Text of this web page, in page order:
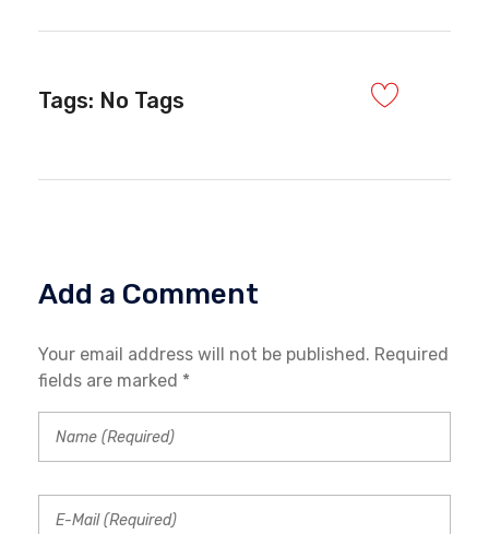
Tags: No Tags
Add a Comment
Your email address will not be published. Required
fields are marked *